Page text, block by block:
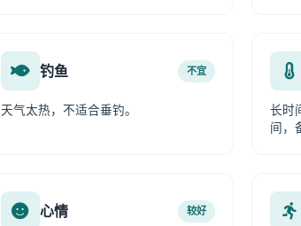
钓鱼 不宜
天气太热，不适合垂钓。
长时
间，
心情 较好